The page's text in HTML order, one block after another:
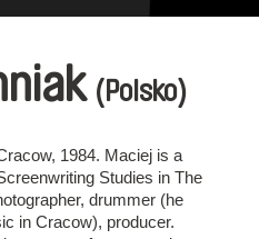
(Polsko)
1984. Maciej is a
Studies in The
drummer (he
in Cracow), producer.